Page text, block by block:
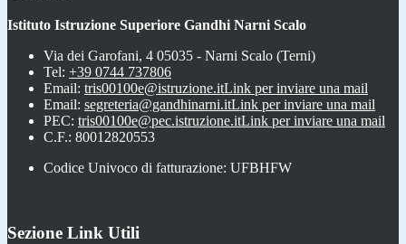
Istituto Istruzione Superiore Gandhi Narni Scalo
Via dei Garofani, 4 05035 - Narni Scalo (Terni)
Tel: +39 0744 737806
Email: tris00100e@istruzione.itLink per inviare una mail
Email: segreteria@gandhinarni.itLink per inviare una mail
PEC: tris00100e@pec.istruzione.itLink per inviare una mail
C.F.: 80012820553
Codice Univoco di fatturazione: UFBHFW
Sezione Link Utili